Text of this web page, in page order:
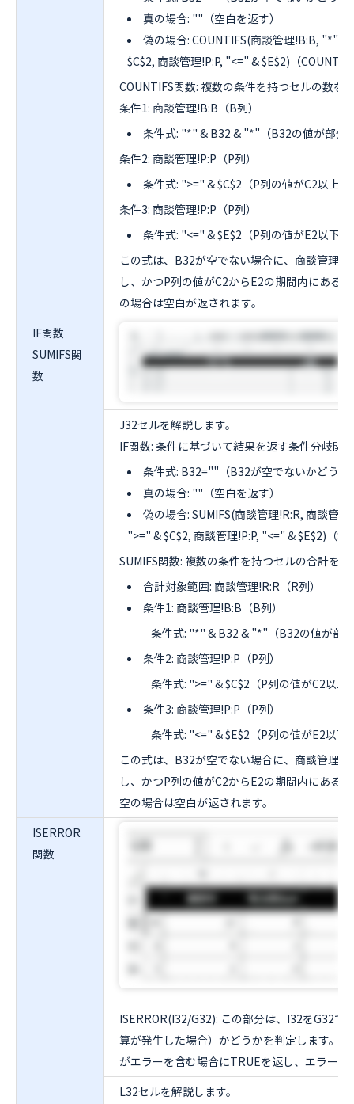
真の場合: ""（空白を返す）
偽の場合: COUNTIFS(商談管理!B:B, "*"
$C$2, 商談管理!P:P, "<=" & $E$2)（
COUNTIFS関数: 複数の条件を持つセルの数を
条件1: 商談管理!B:B（B列）
条件式: "*" & B32 & "*"（B32の値が部分
条件2: 商談管理!P:P（P列）
条件式: ">=" & $C$2（P列の値がC2以上
条件3: 商談管理!P:P（P列）
条件式: "<=" & $E$2（P列の値がE2以下
この式は、B32が空でない場合に、商談管理
し、かつP列の値がC2からE2の期間内にある
の場合は空白が返されます。
IF関数
SUMIFS関
数
J32セルを解説します。
IF関数: 条件に基づいて結果を返す条件分岐関
条件式: B32=""（B32が空でないかどうか
真の場合: ""（空白を返す）
偽の場合: SUMIFS(商談管理!R:R, 商談管
">=" & $C$2, 商談管理!P:P, "<=" & $E$2)（
SUMIFS関数: 複数の条件を持つセルの合計を
合計対象範囲: 商談管理!R:R（R列）
条件1: 商談管理!B:B（B列）
条件式: "*" & B32 & "*"（B32の値が部
条件2: 商談管理!P:P（P列）
条件式: ">=" & $C$2（P列の値がC2以上
条件3: 商談管理!P:P（P列）
条件式: "<=" & $E$2（P列の値がE2以下
この式は、B32が空でない場合に、商談管理
し、かつP列の値がC2からE2の期間内にある
空の場合は空白が返されます。
ISERROR
関数
ISERROR(I32/G32): この部分は、I32をG32で
算が発生した場合）かどうかを判定します。
がエラーを含む場合にTRUEを返し、エラーが
L32セルを解説します。